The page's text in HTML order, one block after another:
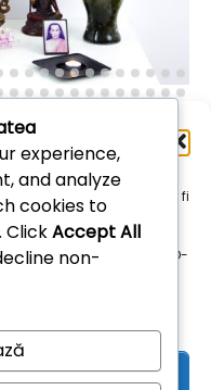
folosim tehnologii, cum ar fi
informațiile despre
tehnologii ne permite
de navigare sau ID-
sau îți
afecte negative asupra
experience,
and analyze
cookies to
. ClickAccept All
non-